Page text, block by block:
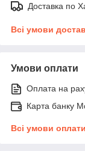
Доставка по
Всі умови
Умови оплати
Оплата на
Карта банку
Всі умови оплати